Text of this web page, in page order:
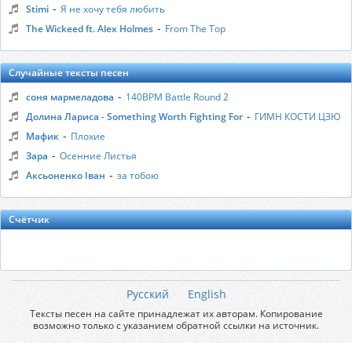
Stimi - Я не хочу тебя любить
The Wickeed ft. Alex Holmes - From The Top
Случайные тексты песен
соня мармеладова - 140BPM Battle Round 2
Долина Лариса - Something Worth Fighting For - ГИМН КОСТИ ЦЗЮ
Мафик - Плохие
Зара - Осенние Листья
Аксьоненко Іван - за тобою
Счётчик
Русский English
Тексты песен на сайте принадлежат их авторам. Копирование
возможно только с указанием обратной ссылки на источник.